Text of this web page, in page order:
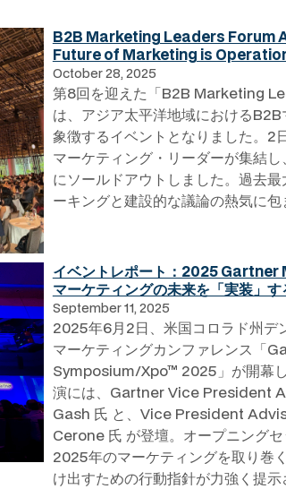
B2B Marketing Leaders Forum
Future of Marketing is
October 28, 2025
第8回を迎えた「B2B Marketing
は、アジア太平洋地域における
象徴するイベントとなりました。2
マーケティング・リーダーが集結
にソールドアウトしました。過去
ーキングと建設的な議論の熱気に包
イベントレポート：2025
マーケティングの未来を「実装」す
September 11, 2025
2025年6月2日、米国コロラド州デ
マーケティングカンファレンス「
Symposium/Xpo™ 2025」が開幕
演には、Gartner Vice President
Gash 氏 と、Vice President
Cerone 氏 が登壇。オープニングセ
2025年のマーケティングを取り巻
け出すための行動指針が力強く提示